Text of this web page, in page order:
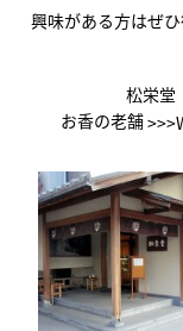
興味がある方はぜひ
松栄堂
お香の老舗